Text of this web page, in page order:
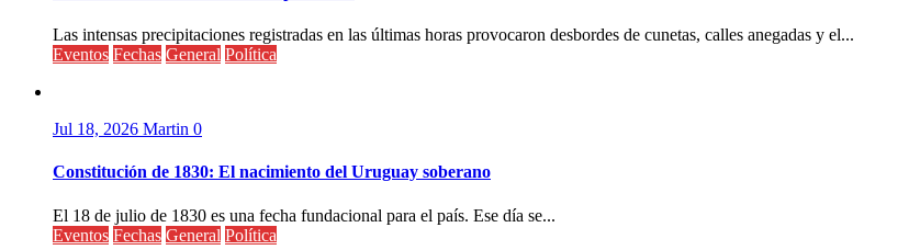
Las intensas precipitaciones registradas en las últimas horas provocaron desbordes de cunetas, calles anegadas y el...
Eventos Fechas General Política
Jul 18, 2026 Martin 0
Constitución de 1830: El nacimiento del Uruguay soberano
El 18 de julio de 1830 es una fecha fundacional para el país. Ese día se...
Eventos Fechas General Política